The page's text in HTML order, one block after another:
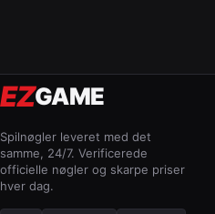
EZGAME
Spilnøgler leveret med det
samme, 24/7. Verificerede
officielle nøgler og skarpe priser
hver dag.